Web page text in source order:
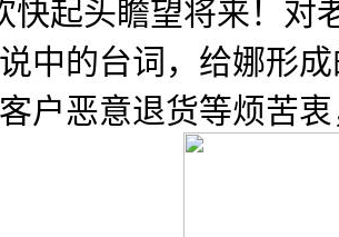
快起头瞻望将来！对
中的台词，给娜形
户恶意退货等烦苦